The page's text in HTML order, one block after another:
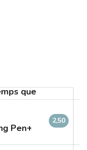
que
2,50
Pen+